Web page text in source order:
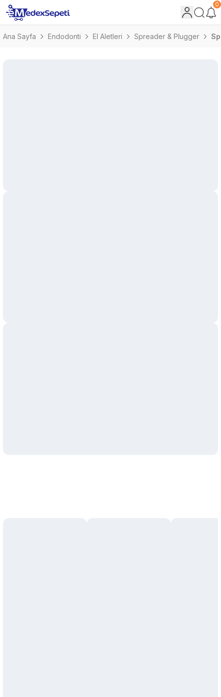
0
Ana Sayfa Endodonti El Aletleri Spreader & Plugger